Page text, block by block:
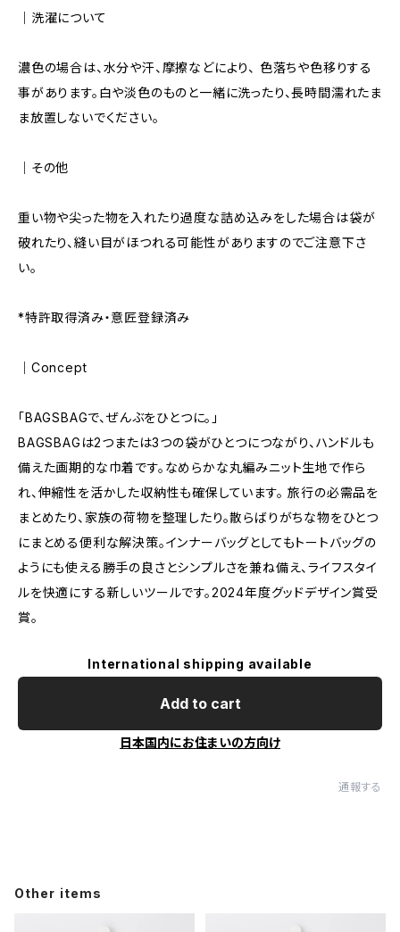
｜洗濯について
濃色の場合は、水分や汗、摩擦などにより、 色落ちや色移りする
事があります。白や淡色のものと一緒に洗ったり、長時間濡れたま
ま放置しないでください。
｜その他
重い物や尖った物を入れたり過度な詰め込みをした場合は袋が
破れたり、縫い目がほつれる可能性がありますのでご注意下さ
い。
*特許取得済み・意匠登録済み
｜Concept
「BAGSBAGで、ぜんぶをひとつに。」
BAGSBAGは2つまたは3つの袋がひとつにつながり、ハンドルも
備えた画期的な巾着です。なめらかな丸編みニット生地で作ら
れ、伸縮性を活かした収納性も確保しています。 旅行の必需品を
まとめたり、家族の荷物を整理したり。散らばりがちな物をひとつ
にまとめる便利な解決策。インナーバッグとしてもトートバッグの
ようにも使える勝手の良さとシンプルさを兼ね備え、ライフスタイ
ルを快適にする新しいツールです。2024年度グッドデザイン賞受
賞。
International shipping available
Add to cart
日本国内にお住まいの方向け
通報する
Other items